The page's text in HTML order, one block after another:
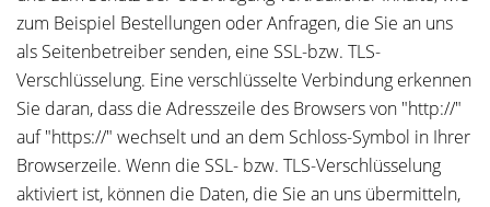
zum Beispiel Bestellungen oder Anfragen, die Sie an uns
als Seitenbetreiber senden, eine SSL-bzw. TLS-
Verschlüsselung. Eine verschlüsselte Verbindung erkennen
Sie daran, dass die Adresszeile des Browsers von "http://"
auf "https://" wechselt und an dem Schloss-Symbol in Ihrer
Browserzeile. Wenn die SSL- bzw. TLS-Verschlüsselung
aktiviert ist, können die Daten, die Sie an uns übermitteln,